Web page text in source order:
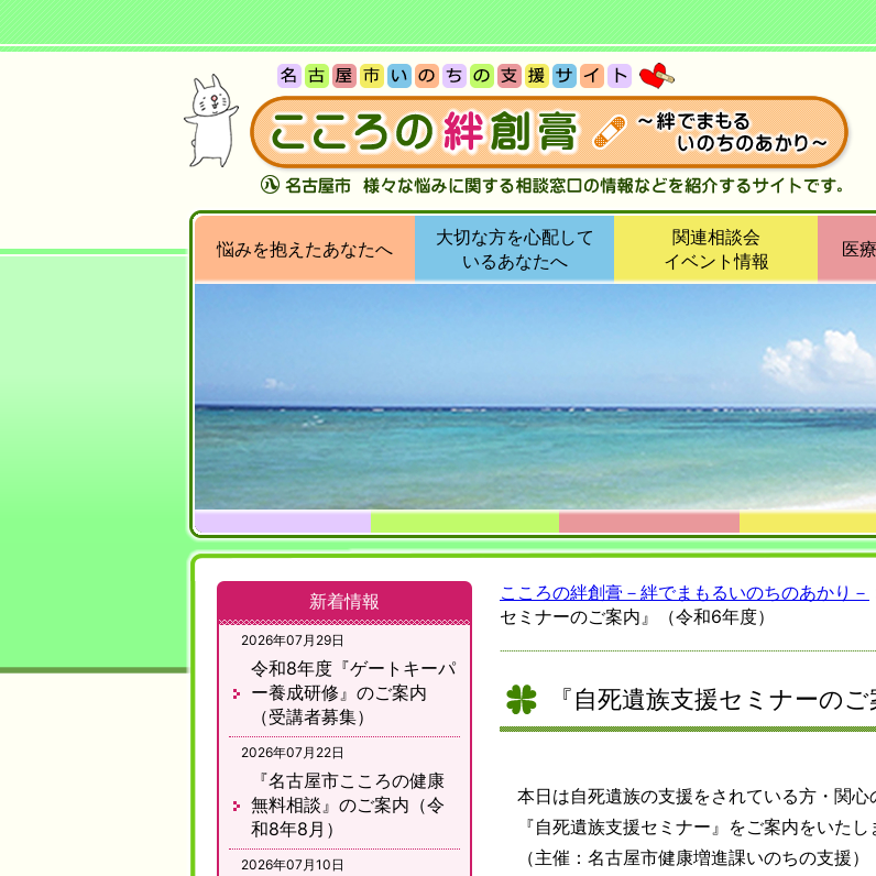
悩みを抱えたあなたへ
大切な方を心配して
いるあなたへ
関連相談会
イベント情報
医
こころの絆創膏－絆でまもるいのちのあかり－
セミナーのご案内』（令和6年度）
『自死遺族支援セミナーの
本日は自死遺族の支援をされている方・関心
『自死遺族支援セミナー』をご案内をいたし
（主催：名古屋市健康増進課いのちの支援）
新着情報
2026年07月29日
令和8年度『ゲートキーパ
ー養成研修』のご案内
（受講者募集）
2026年07月22日
『名古屋市こころの健康
無料相談』のご案内（令
和8年8月）
2026年07月10日